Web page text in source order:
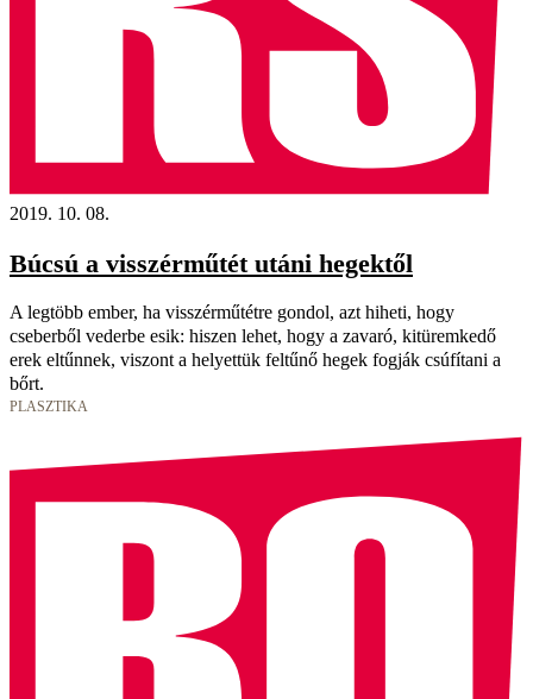
2019. 10. 08.
Búcsú a visszérműtét utáni hegektől
A legtöbb ember, ha visszérműtétre gondol, azt hiheti, hogy
cseberből vederbe esik: hiszen lehet, hogy a zavaró, kitüremkedő
erek eltűnnek, viszont a helyettük feltűnő hegek fogják csúfítani a
bőrt.
PLASZTIKA